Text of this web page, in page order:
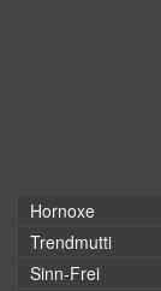
Hornoxe
Trendmutti
Sinn-Frei